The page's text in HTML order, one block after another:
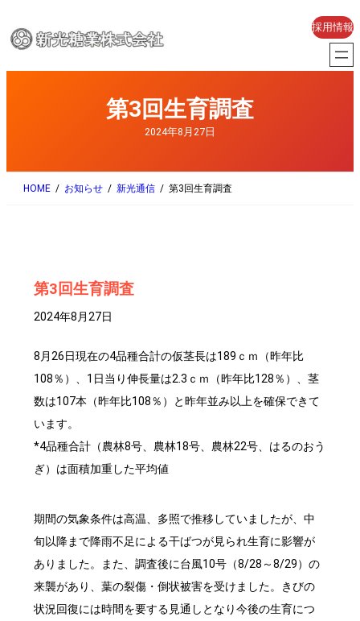
容
採用情報
第3回生育調査
2024年8月27日
HOME お知らせ 新光通信 第3回生育調査
第3回生育調査
2024年8月27日
8月26日現在の4品種合計の仮茎長は189ｃｍ（昨年比
108％）、1日当り伸長量は2.3ｃｍ（昨年比128％）、茎
数は107本（昨年比108％）と昨年並み以上を確保できて
います。
*4品種合計（農林8号、農林18号、農林22号、はるのおう
ぎ）は面積加重した平均値
期間の気象条件は高温、多照で推移していましたが、中
旬以降まで降雨不足による干ばつが見られ生育に影響が
ありました。また、調査後に台風10号（8/28～8/29）の
来襲があり、葉の裂傷・倒状被害を受けました。きびの
状況回復には時間を要する見通しとなり今後の生育につ